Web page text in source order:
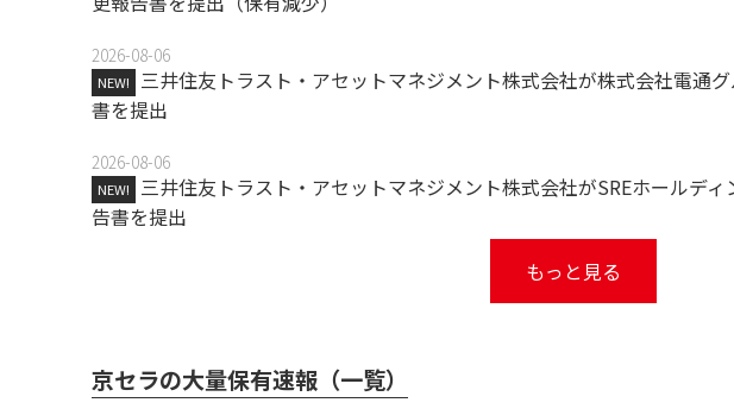
2026-08-06
NEW!
三井住友トラスト・アセットマネジメント株式会社が株式会社電通
書を提出
2026-08-06
NEW!
三井住友トラスト・アセットマネジメント株式会社がSREホールデ
告書を提出
もっと見る
京セラの大量保有速報（一覧）